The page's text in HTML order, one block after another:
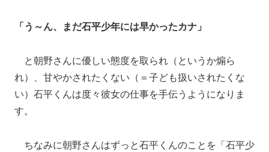
「う～ん、まだ石平少年には早かったカナ」
と朝野さんに優しい態度を取られ（というか煽ら
れ）、甘やかされたくない（＝子ども扱いされたくな
い）石平くんは度々彼女の仕事を手伝うようになりま
す。
ちなみに朝野さんはずっと石平くんのことを「石平少